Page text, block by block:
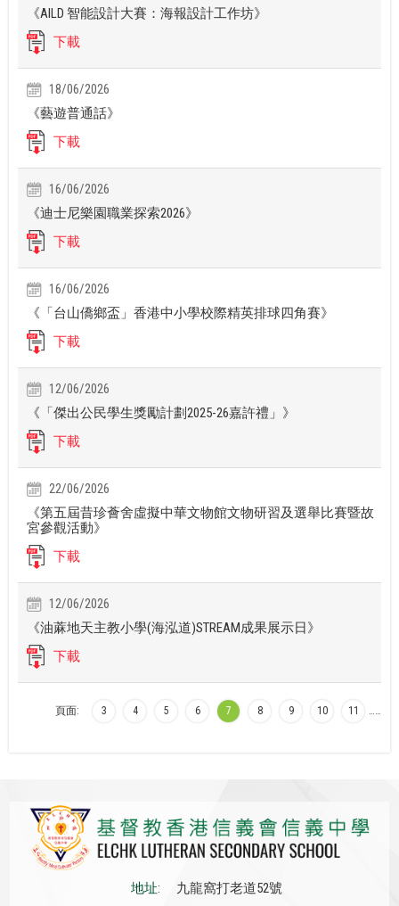
《AILD 智能設計大賽：海報設計工作坊》
下載
18/06/2026
《藝遊普通話》
下載
16/06/2026
《迪士尼樂園職業探索2026》
下載
16/06/2026
《「台山僑鄉盃」香港中小學校際精英排球四角賽》
下載
12/06/2026
《「傑出公民學生獎勵計劃2025-26嘉許禮」》
下載
22/06/2026
《第五屆昔珍薈舍虛擬中華文物館文物研習及選舉比賽暨故
宮參觀活動》
下載
12/06/2026
《油蔴地天主教小學(海泓道)STREAM成果展示日》
下載
頁面: …
3 4 5 6 7 8 9 10 11 …
地址: 九龍窩打老道52號